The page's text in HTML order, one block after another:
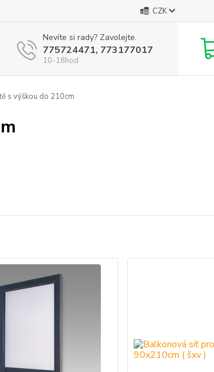
CZK
Nevíte si rady? Zavolejte.
775724471, 773177017
10-18hod
s výškou do 210cm